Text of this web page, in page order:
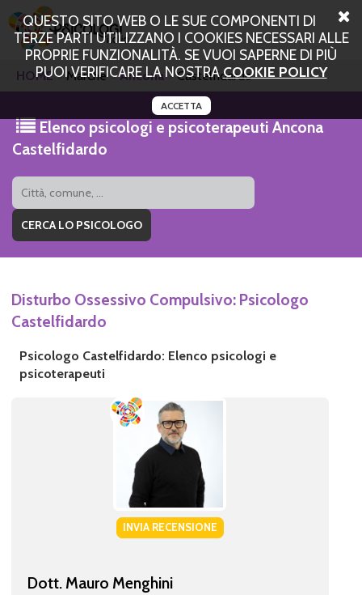
QUESTO SITO WEB O LE SUE COMPONENTI DI
TERZE PARTI UTILIZZANO I COOKIES NECESSARI ALLE
PROPRIE FUNZIONALITÀ. SE VUOI SAPERNE DI PIÙ
PUOI VERIFICARE LA NOSTRACOOKIE POLICY
ACCETTA
HOME Marche Ancona Castelfidardo
Elenco psicologi e psicoterapeuti Ancona
Castelfidardo
Disturbo Ossessivo Compulsivo: Psicologo
Castelfidardo
Psicologo Castelfidardo: Elenco psicologi e
psicoterapeuti
INVIA RECENSIONE
Dott. Mauro Menghini